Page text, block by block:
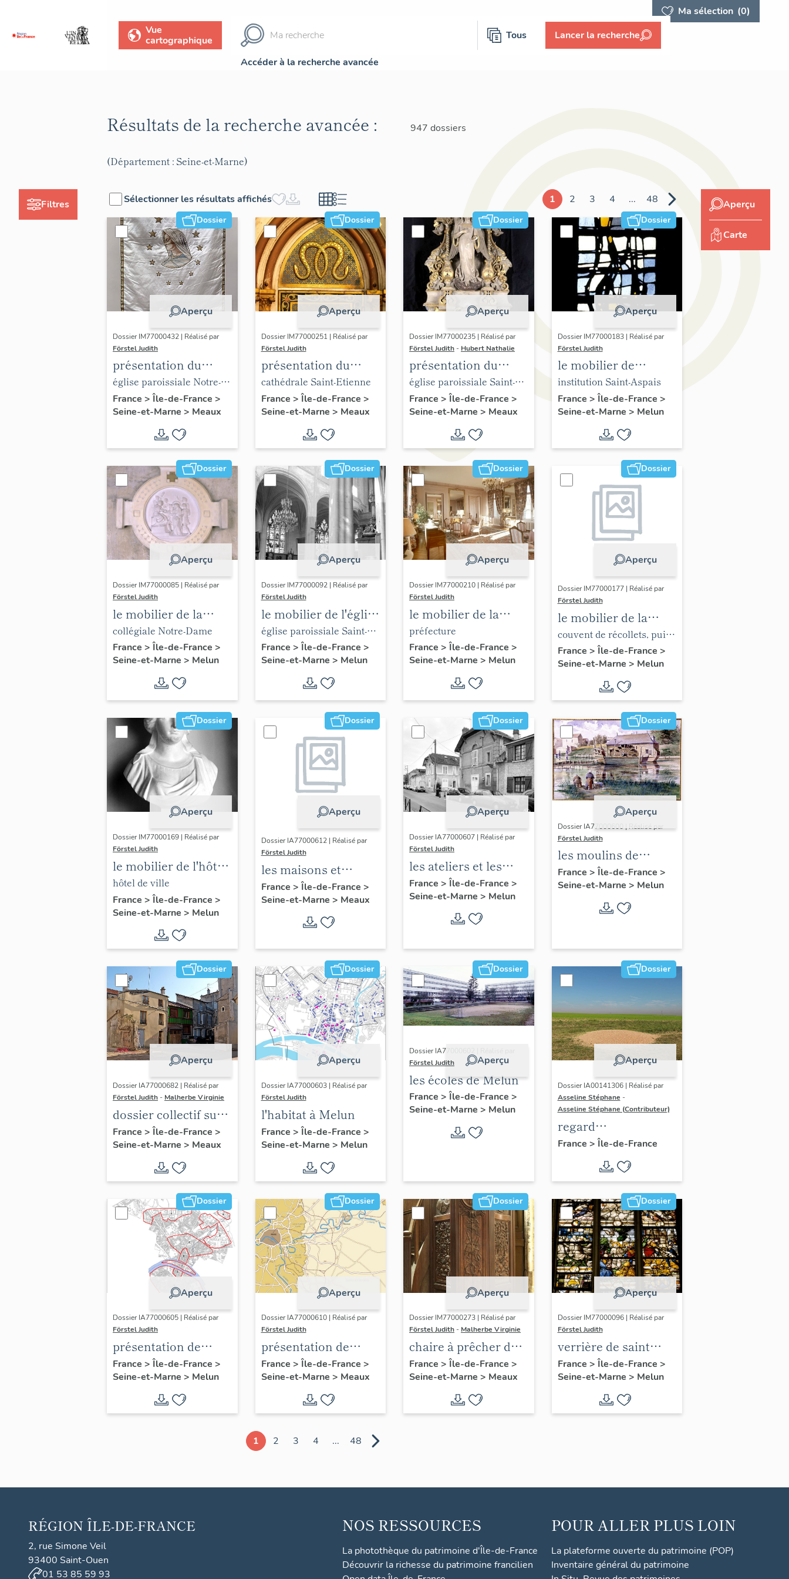
Ma sélection (0)
Vue
cartographique
Tous Lancer la recherche
Accéder à la recherche avancée
Filtres
Résultats de la recherche avancée : 947 dossiers
(Département : Seine-et-Marne)
Sélectionner les résultats affichés 1 2 3 4 ... 48
Dossier
Aperçu
Dossier IM77000432 | Réalisé par
Förstel Judith
présentation du
mobilier de l'église
paroissiale Notre-
Dame du Marché
église paroissiale Notre-
Dame du Marché
France > Île-de-France >
Seine-et-Marne > Meaux
Dossier
Aperçu
Dossier IM77000251 | Réalisé par
Förstel Judith
présentation du
mobilier de la
cathédrale de Meaux
cathédrale Saint-Etienne
France > Île-de-France >
Seine-et-Marne > Meaux
Dossier
Aperçu
Dossier IM77000235 | Réalisé par
Förstel Judith - Hubert Nathalie
présentation du
mobilier de l'église
Saint-Nicolas de
Meaux
église paroissiale Saint-
Nicolas de Meaux
France > Île-de-France >
Seine-et-Marne > Meaux
Dossier
Aperçu
Dossier IM77000183 | Réalisé par
Förstel Judith
le mobilier de
l'Institution Saint-
Aspais
institution Saint-Aspais
France > Île-de-France >
Seine-et-Marne > Melun
Dossier
Aperçu
Dossier IM77000085 | Réalisé par
Förstel Judith
le mobilier de la
collégiale Notre-
Dame
collégiale Notre-Dame
France > Île-de-France >
Seine-et-Marne > Melun
Dossier
Aperçu
Dossier IM77000092 | Réalisé par
Förstel Judith
le mobilier de l'église
Saint-Aspais
église paroissiale Saint-
Aspais
France > Île-de-France >
Seine-et-Marne > Melun
Dossier
Aperçu
Dossier IM77000210 | Réalisé par
Förstel Judith
le mobilier de la
préfecture de Seine-
et-Marne
préfecture
France > Île-de-France >
Seine-et-Marne > Melun
Dossier
Aperçu
Dossier IM77000177 | Réalisé par
Förstel Judith
le mobilier de la
chapelle de l'hôpital
couvent de récollets, puis
hôpital
France > Île-de-France >
Seine-et-Marne > Melun
Dossier
Aperçu
Dossier IM77000169 | Réalisé par
Förstel Judith
le mobilier de l'hôtel
de ville
hôtel de ville
France > Île-de-France >
Seine-et-Marne > Melun
Dossier
Aperçu
Dossier IA77000612 | Réalisé par
Förstel Judith
les maisons et
immeubles de
Meaux
France > Île-de-France >
Seine-et-Marne > Meaux
Dossier
Aperçu
Dossier IA77000607 | Réalisé par
Förstel Judith
les ateliers et les
usines de Melun
France > Île-de-France >
Seine-et-Marne > Melun
Dossier
Aperçu
Dossier IA77000600 | Réalisé par
Förstel Judith
les moulins de
Melun
France > Île-de-France >
Seine-et-Marne > Melun
Dossier
Aperçu
Dossier IA77000682 | Réalisé par
Förstel Judith - Malherbe Virginie
dossier collectif sur
les cours communes
du Faubourg Saint-
France > Île-de-France >
Seine-et-Marne > Meaux
Dossier
Aperçu
Dossier IA77000603 | Réalisé par
Förstel Judith
l'habitat à Melun
France > Île-de-France >
Seine-et-Marne > Melun
Dossier
Aperçu
Dossier IA77000602 | Réalisé par
Förstel Judith
les écoles de Melun
France > Île-de-France >
Seine-et-Marne > Melun
Dossier
Aperçu
Dossier IA00141306 | Réalisé par
Asseline Stéphane -
Asseline Stéphane (Contributeur)
regard
photographique sur
les paysages de la
Plaine de France.
France > Île-de-France
Dossier
Aperçu
Dossier IA77000605 | Réalisé par
Förstel Judith
présentation de
l'étude du
patrimoine de Melun
France > Île-de-France >
Seine-et-Marne > Melun
Dossier
Aperçu
Dossier IA77000610 | Réalisé par
Förstel Judith
présentation de
l'étude du
patrimoine de
France > Île-de-France >
Seine-et-Marne > Meaux
Dossier
Aperçu
Dossier IM77000273 | Réalisé par
Förstel Judith - Malherbe Virginie
chaire à prêcher des
Trinitaires
France > Île-de-France >
Seine-et-Marne > Meaux
Dossier
Aperçu
Dossier IM77000096 | Réalisé par
Förstel Judith
verrière de saint
François
France > Île-de-France >
Seine-et-Marne > Melun
1 2 3 4 ... 48
Aperçu
Carte
RÉGION ÎLE-DE-FRANCE
2, rue Simone Veil
93400 Saint-Ouen
01 53 85 59 93
NOS RESSOURCES
La photothèque du patrimoine d'Île-de-France
Découvrir la richesse du patrimoine francilien
POUR ALLER PLUS LOIN
La plateforme ouverte du patrimoine (POP)
Inventaire général du patrimoine